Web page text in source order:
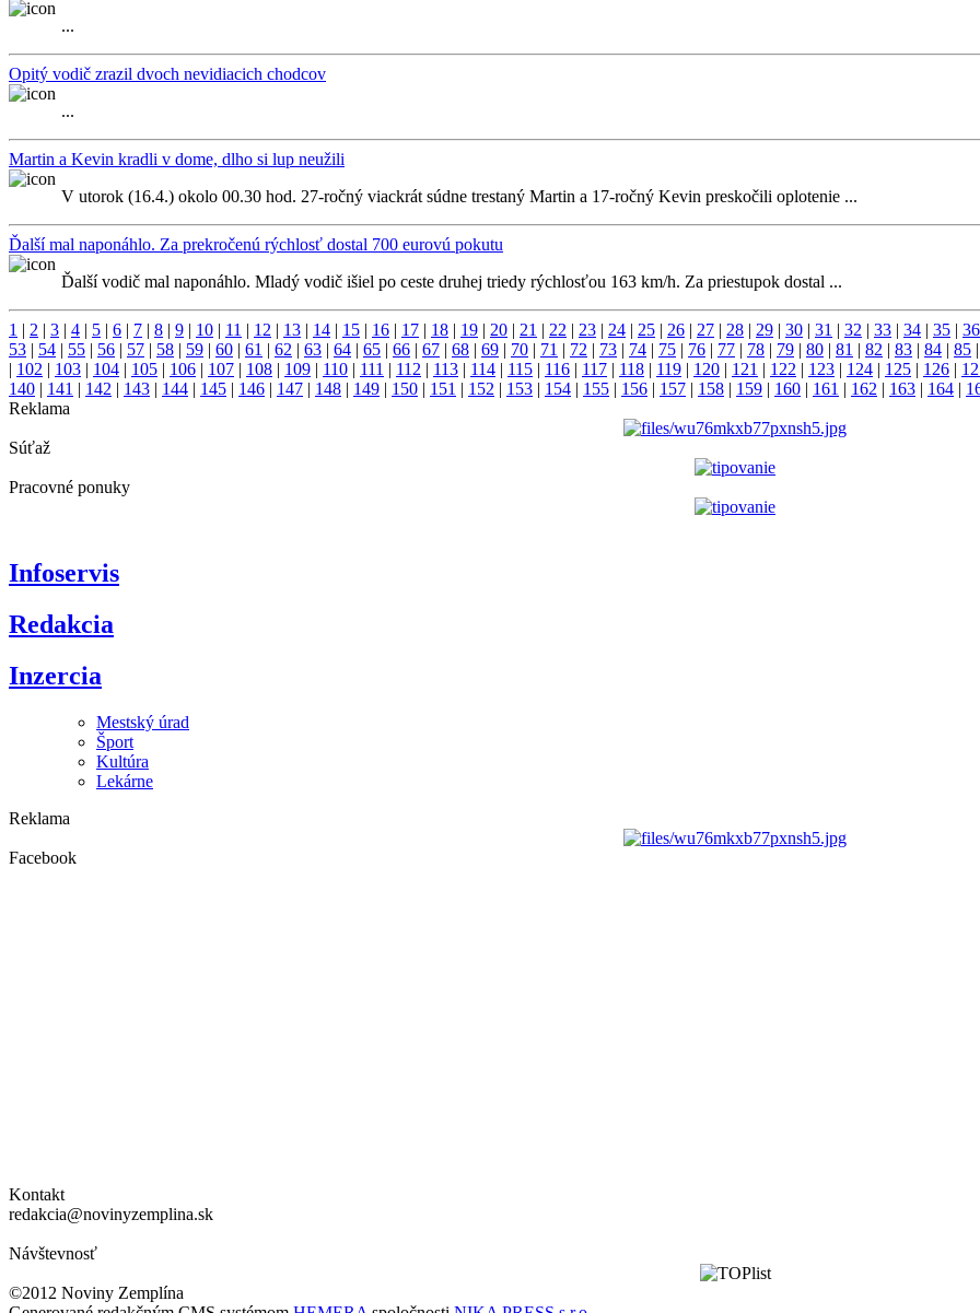
...
Opitý vodič zrazil dvoch nevidiacich chodcov
...
Martin a Kevin kradli v dome, dlho si lup neužili
V utorok (16.4.) okolo 00.30 hod. 27-ročný viackrát súdne trestaný Martin a 17-ročný Kevin preskočili oplotenie ...
Ďalší mal naponáhlo. Za prekročenú rýchlosť dostal 700 eurovú pokutu
Ďalší vodič mal naponáhlo. Mladý vodič išiel po ceste druhej triedy rýchlosťou 163 km/h. Za priestupok dostal ...
1 | 2 | 3 | 4 | 5 | 6 | 7 | 8 | 9 | 10 | 11 | 12 | 13 | 14 | 15 | 16 | 17 | 18 | 19 | 20 | 21 | 22 | 23 | 24 | 25 | 26 | 27 | 28 | 29 | 30 | 31 | 32 | 33 | 34 | 35 | 36
53 | 54 | 55 | 56 | 57 | 58 | 59 | 60 | 61 | 62 | 63 | 64 | 65 | 66 | 67 | 68 | 69 | 70 | 71 | 72 | 73 | 74 | 75 | 76 | 77 | 78 | 79 | 80 | 81 | 82 | 83 | 84 | 85 |
| 102 | 103 | 104 | 105 | 106 | 107 | 108 | 109 | 110 | 111 | 112 | 113 | 114 | 115 | 116 | 117 | 118 | 119 | 120 | 121 | 122 | 123 | 124 | 125 | 126 |
140 | 141 | 142 | 143 | 144 | 145 | 146 | 147 | 148 | 149 | 150 | 151 | 152 | 153 | 154 | 155 | 156 | 157 | 158 | 159 | 160 | 161 | 162 | 163 | 164 |
Reklama
Súťaž
Pracovné ponuky
Infoservis
Redakcia
Inzercia
Mestský úrad
Šport
Kultúra
Lekárne
Reklama
Facebook
Kontakt
redakcia@novinyzemplina.sk
Návštevnosť
©2012 Noviny Zemplína